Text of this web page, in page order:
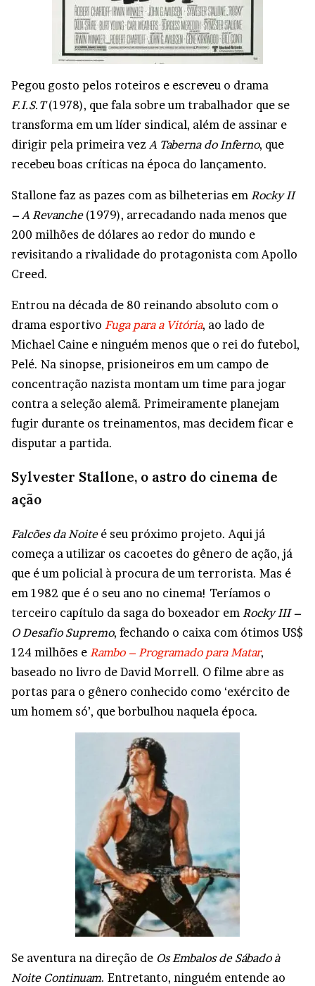
Pegou gosto pelos roteiros e escreveu o drama
F.I.S.T(1978), que fala sobre um trabalhador que se
transforma em um líder sindical, além de assinar e
dirigir pela primeira vez A Taberna do Inferno, que
recebeu boas críticas na época do lançamento.
Stallone faz as pazes com as bilheterias em Rocky II
– A Revanche(1979), arrecadando nada menos que
200 milhões de dólares ao redor do mundo e
revisitando a rivalidade do protagonista com Apollo
Creed.
Entrou na década de 80 reinando absoluto com o
drama esportivo Fuga para a Vitória, ao lado de
Michael Caine e ninguém menos que o rei do futebol,
Pelé. Na sinopse, prisioneiros em um campo de
concentração nazista montam um time para jogar
contra a seleção alemã. Primeiramente planejam
fugir durante os treinamentos, mas decidem ficar e
disputar a partida.
Sylvester Stallone, o astro do cinema de
ação
Falcões da Noiteé seu próximo projeto. Aqui já
começa a utilizar os cacoetes do gênero de ação, já
que é um policial à procura de um terrorista. Mas é
em 1982 que é o seu ano no cinema! Teríamos o
terceiro capítulo da saga do boxeador em Rocky III –
O Desafio Supremo, fechando o caixa com ótimos US$
124 milhões e Rambo – Programado para Matar,
baseado no livro de David Morrell. O filme abre as
portas para o gênero conhecido como ‘exército de
um homem só’, que borbulhou naquela época.
Se aventura na direção de Os Embalos de Sábado à
Noite Continuam. Entretanto, ninguém entende ao